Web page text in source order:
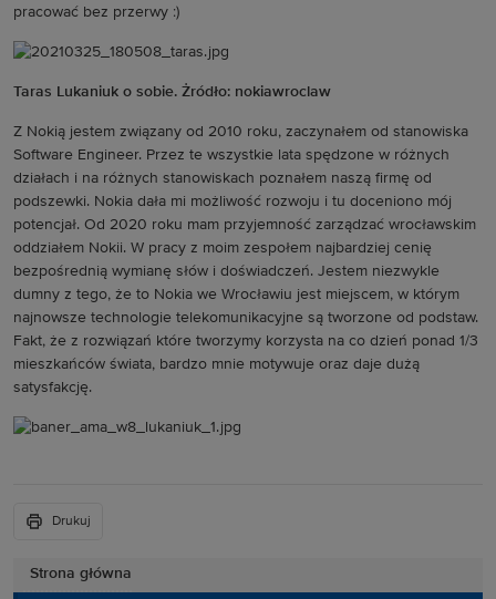
Strona główna
pracować bez przerwy :)
Taras Lukaniuk o sobie. Żródło: nokiawroclaw
Z Nokią jestem związany od 2010 roku, zaczynałem od stanowiska
Software Engineer. Przez te wszystkie lata spędzone w różnych
działach i na różnych stanowiskach poznałem naszą firmę od
podszewki. Nokia dała mi możliwość rozwoju i tu doceniono mój
potencjał. Od 2020 roku mam przyjemność zarządzać wrocławskim
oddziałem Nokii. W pracy z moim zespołem najbardziej cenię
bezpośrednią wymianę słów i doświadczeń. Jestem niezwykle
dumny z tego, że to Nokia we Wrocławiu jest miejscem, w którym
najnowsze technologie telekomunikacyjne są tworzone od podstaw.
Fakt, że z rozwiązań które tworzymy korzysta na co dzień ponad 1/3
mieszkańców świata, bardzo mnie motywuje oraz daje dużą
satysfakcję.
Drukuj